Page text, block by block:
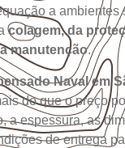
a ambientes
colagem, da
manutenção.
Naval em
do que o preço
a espessura, as
de entrega